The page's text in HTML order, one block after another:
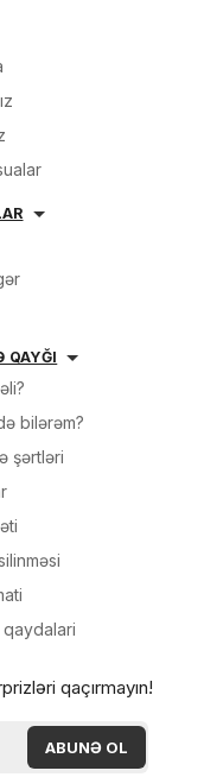
QAYĞI
bilərəm?
şərtləri
qaçırmayın!